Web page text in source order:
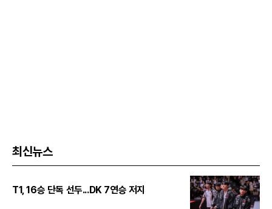
최신뉴스
T1, 16승 단독 선두...DK 7연승 저지